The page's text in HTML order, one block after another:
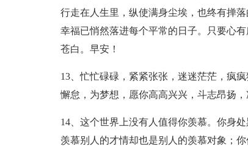
行走在人生里，纵使满身尘埃，也终有掸
幸福已悄然落进每个平常的日子。只要心
苍白。早安！
13、忙忙碌碌，紧紧张张，迷迷茫茫，疯
懈怠，为梦想，愿你高高兴兴，斗志昂扬
14、这个世界上没有人值得你羡慕。你身
羡慕别人的才情却也是别人的羡慕对象；